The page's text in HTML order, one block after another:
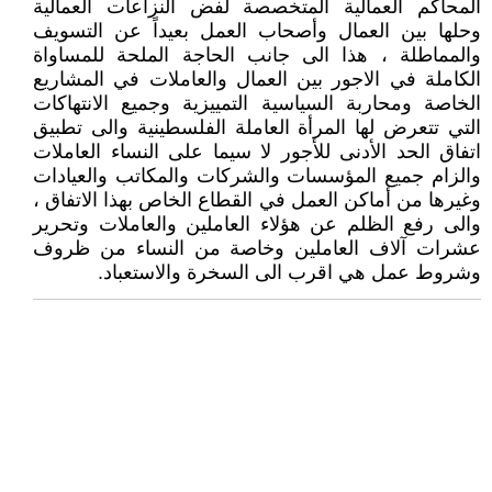
المحاكم العمالية المتخصصة لفض النزاعات العمالية
وحلها بين العمال وأصحاب العمل بعيداً عن التسويف
والمماطلة ، هذا الى جانب الحاجة الملحة للمساواة
الكاملة في الاجور بين العمال والعاملات في المشاريع
الخاصة ومحاربة السياسية التمييزية وجميع الانتهاكات
التي تتعرض لها المرأة العاملة الفلسطينية والى تطبيق
اتفاق الحد الأدنى للأجور لا سيما على النساء العاملات
والزام جميع المؤسسات والشركات والمكاتب والعيادات
وغيرها من أماكن العمل في القطاع الخاص بهذا الاتفاق ،
والى رفع الظلم عن هؤلاء العاملين والعاملات وتحرير
عشرات آلاف العاملين وخاصة من النساء من ظروف
وشروط عمل هي اقرب الى السخرة والاستعباد.